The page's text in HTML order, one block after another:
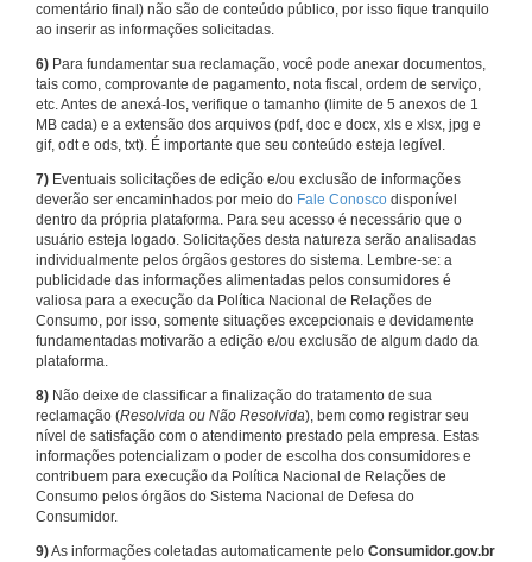
comentário final) não são de conteúdo público, por isso fique tranquilo
ao inserir as informações solicitadas.
6) Para fundamentar sua reclamação, você pode anexar documentos,
tais como, comprovante de pagamento, nota fiscal, ordem de serviço,
etc. Antes de anexá-los, verifique o tamanho (limite de 5 anexos de 1
MB cada) e a extensão dos arquivos (pdf, doc e docx, xls e xlsx, jpg e
gif, odt e ods, txt). É importante que seu conteúdo esteja legível.
7) Eventuais solicitações de edição e/ou exclusão de informações
deverão ser encaminhados por meio do Fale Conosco disponível
dentro da própria plataforma. Para seu acesso é necessário que o
usuário esteja logado. Solicitações desta natureza serão analisadas
individualmente pelos órgãos gestores do sistema. Lembre-se: a
publicidade das informações alimentadas pelos consumidores é
valiosa para a execução da Política Nacional de Relações de
Consumo, por isso, somente situações excepcionais e devidamente
fundamentadas motivarão a edição e/ou exclusão de algum dado da
plataforma.
8) Não deixe de classificar a finalização do tratamento de sua
reclamação (Resolvida ou Não Resolvida), bem como registrar seu
nível de satisfação com o atendimento prestado pela empresa. Estas
informações potencializam o poder de escolha dos consumidores e
contribuem para execução da Política Nacional de Relações de
Consumo pelos órgãos do Sistema Nacional de Defesa do
Consumidor.
9)As informações coletadas automaticamente pelo Consumidor.gov.br